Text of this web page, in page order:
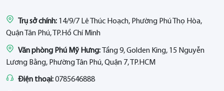
Trụ sở chính: 14/9/7 Lê Thúc Hoạch, Phường Phú Thọ Hòa,
Quận Tân Phú, TP.Hồ Chí Minh
Văn phòng Phú Mỹ Hưng:
Tầng 9, Golden King, 15 Nguyễn
Lương Bằng, Phường Tân Phú, Quận 7, TP.HCM
Điện thoại:0785646888